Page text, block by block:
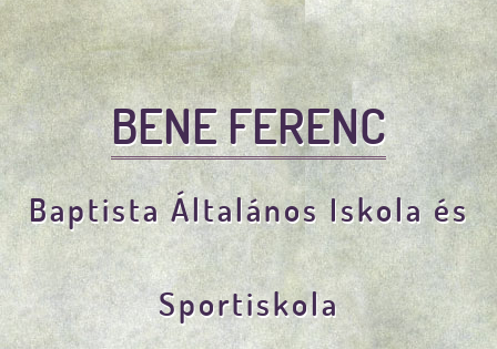
BENE FERENC
Baptista Általános Iskola és
Sportiskola